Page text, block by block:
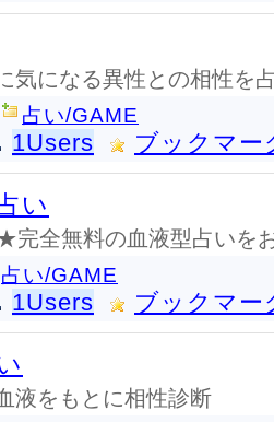
気になる異性との相性を
占い/GAME
1Users ブックマー
い
完全無料の血液型占いを
占い/GAME
1Users ブックマー
液をもとに相性診断